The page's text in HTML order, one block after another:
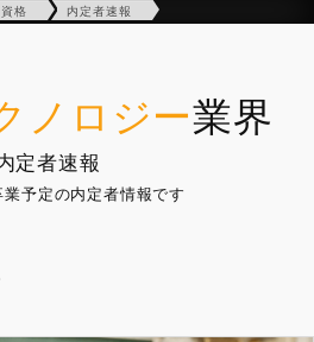
格 内定者速報
ノロジー業界
定者速報
予定の内定者情報です